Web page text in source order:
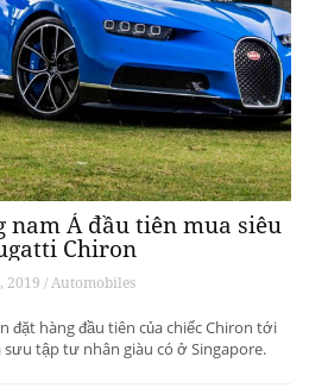
nam Á đầu tiên mua siêu
Chiron
2019 / Automobiles
đặt hàng đầu tiên của chiếc Chiron tới
tập tư nhân giàu có ở Singapore.